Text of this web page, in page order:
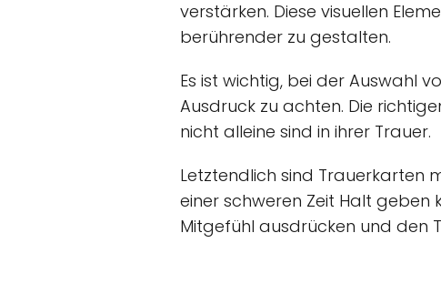
verstärken. Diese visuellen
berührender zu gestalten.
Es ist wichtig, bei der Auswahl
Ausdruck zu achten. Die
nicht alleine sind in ihrer Trauer.
Letztendlich sind Trauerkarten
einer schweren Zeit Halt geben
Mitgefühl ausdrücken und den